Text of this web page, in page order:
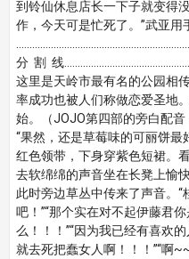
到铃仙休息店长一下子就变得
作，今天可是忙死了。”武亚用
.................................................................
分 割 线
这里是天岭市最有名的公园相
率成功也被人们称做恋爱圣地
始。（JOJO第四部的旁白配音
“果然，还是草莓味的可丽饼
红色领带，下身穿紫色短裙。
去软绵绵的声音坐在长凳上愉
此时旁边草丛中传来了声音。
吧！”“那个实在对不起伊藤君
么！！！”“因为我已经有喜欢
就去死把蠢女人啊！！！”“啊